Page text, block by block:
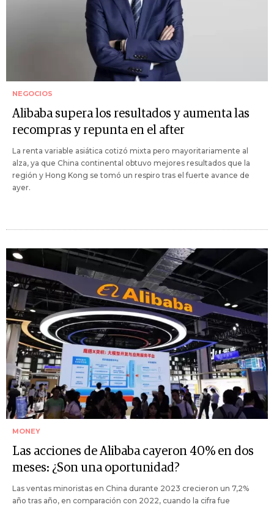
NEGOCIOS
Alibaba supera los resultados y aumenta las
recompras y repunta en el after
La renta variable asiática cotizó mixta pero mayoritariamente al
alza, ya que China continental obtuvo mejores resultados que la
región y Hong Kong se tomó un respiro tras el fuerte avance de
ayer.
MONEY
Las acciones de Alibaba cayeron 40% en dos
meses: ¿Son una oportunidad?
Las ventas minoristas en China durante 2023 crecieron un 7,2%
año tras año, en comparación con 2022, cuando la cifra fue